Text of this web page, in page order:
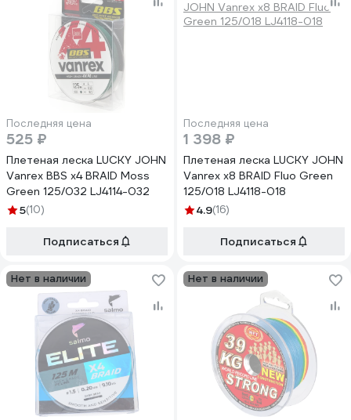
Последняя цена
525 ₽
Плетеная леска LUCKY JOHN
Vanrex BBS х4 BRAID Moss
Green 125/032 LJ4114-032
5(10)
Подписаться
Последняя цена
1 398 ₽
Плетеная леска LUCKY JOHN
Vanrex х8 BRAID Fluo Green
125/018 LJ4118-018
4.9(16)
Подписаться
Нет в наличии Нет в наличии